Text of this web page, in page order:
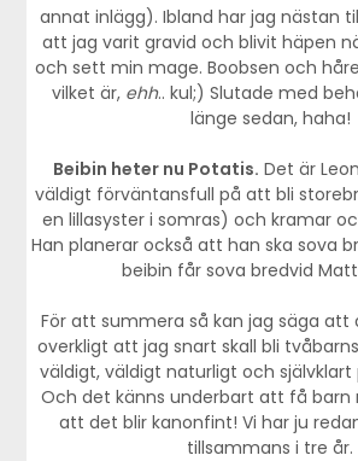
annat inlägg). Ibland har jag nästan
att jag varit gravid och blivit häpen
och sett min mage. Boobsen och
vilket är, ehh.. kul;) Slutade med
länge sedan, haha!
Beibin heter nu Potatis. Det är
väldigt förväntansfull på att bli
en lillasyster i somras) och kramar
Han planerar också att han ska sova
beibin får sova bredvid
För att summera så kan jag säga att
overkligt att jag snart skall bli
väldigt, väldigt naturligt och
Och det känns underbart att få barn
att det blir kanonfint! Vi har ju
tillsammans i tre år.